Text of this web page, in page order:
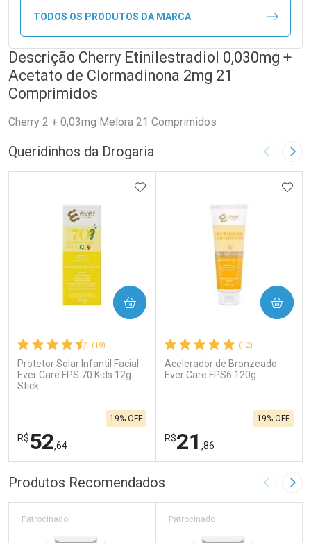
TODOS OS PRODUTOS DA MARCA
Descrição Cherry Etinilestradiol 0,030mg +
Acetato de Clormadinona 2mg 21
Comprimidos
Cherry 2 + 0,03mg Melora 21 Comprimidos
Queridinhos da Drogaria Imagem
(19)
Protetor Solar Infantil Facial
Ever Care FPS 70 Kids 12g
Stick
R$52,64
19% OFF
ADICIONAR AOS FAVORITOS
COMPRAR
FECHAR
Laboratório
FECHAR
Por Menos
(12)
Acelerador de Bronzeado
Ever Care FPS6 120g
R$21 ,86
19% OFF
COMPRAR
Laboratório
Por Menos
Produtos Recomendados Imagem
Patrocinado Patrocinado